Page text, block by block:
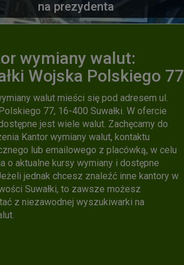
na prezydenta
wymiany walut:
Wojska Polskiego 77
walut mieści się pod adresem ul.
77, 16-400 Suwałki. W ofercie
jest wiele walut. Zachęcamy do
Kantor wymiany walut, kontaktu
lub emailowego z placówką, w celu
o aktualne kursy wymiany i dostępne
jednak chcesz znaleźć inne kantory w
Suwałki, to zawsze możesz
z niezawodnej wyszukiwarki na